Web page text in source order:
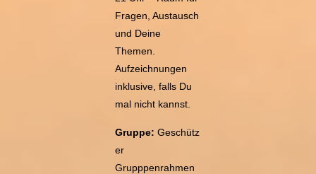
Fragen, Austausch
und Deine
Themen.
Aufzeichnungen
inklusive, falls Du
mal nicht kannst.
Gruppe: Geschütz
er
Grupppenrahmen